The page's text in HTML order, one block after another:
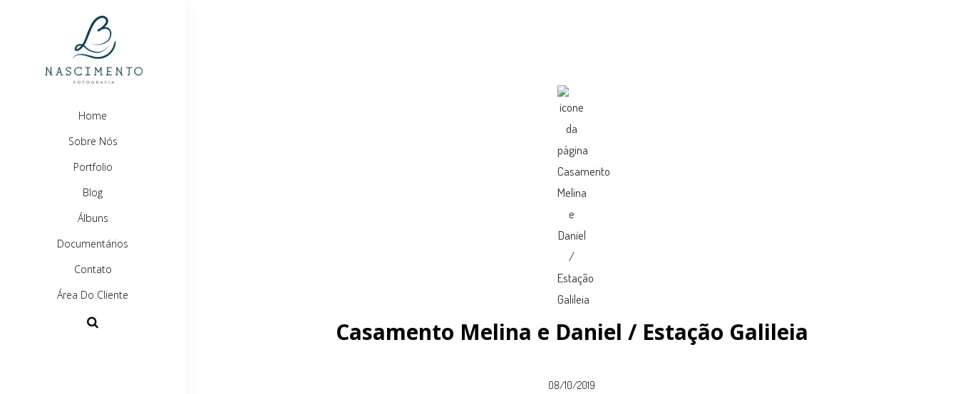
Home
Sobre Nós
Portfolio
Blog
Álbuns
Documentários
Contato
Área Do Cliente
Casamento Melina e Daniel / Estação Galileia
08/10/2019